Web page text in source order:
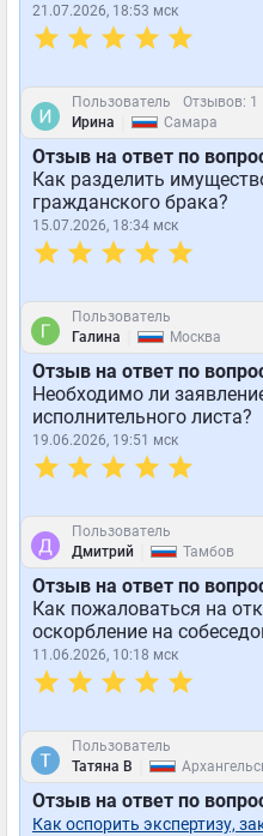
21.07.2026, 18:53 мск
Пользователь
Отзывов: 1
Ирина
Самара
Отзыв на ответ по
Как разделить
гражданского брака?
15.07.2026, 18:34 мск
Пользователь
Галина
Москва
Отзыв на ответ по
Необходимо ли
исполнительного листа?
19.06.2026, 19:51 мск
Пользователь
Дмитрий
Тамбов
Отзыв на ответ по
Как пожаловаться на
оскорбление на
11.06.2026, 10:18 мск
Пользователь
Татяна В
Отзыв на ответ по
Как оспорить экспертизу,